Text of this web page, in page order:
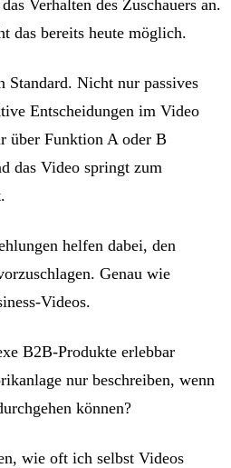
Verhalten des Zuschauers an.
das bereits heute möglich.
Standard. Nicht nur passives
Entscheidungen im Video
über Funktion A oder B
das Video springt zum
helfen dabei, den
Genau wie
Videos.
B2B-Produkte erlebbar
nur beschreiben, wenn
können?
wie oft ich selbst Videos